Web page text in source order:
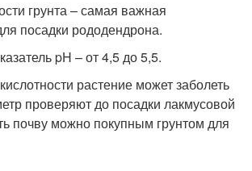
грунта – самая важная
посадки рододендрона.
pH – от 4,5 до 5,5.
растение может заболеть
проверяют до посадки лакмусовой
почву можно покупным грунтом для